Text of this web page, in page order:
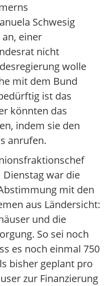
Schwesig
einer
nicht
wolle
mit dem Bund
ist das
könnten das
indem sie den
anrufen.
Dienstag war die
mit den
aus Ländersicht:
und die
So sei noch
es noch einmal 750
bisher geplant pro
zur Finanzierung